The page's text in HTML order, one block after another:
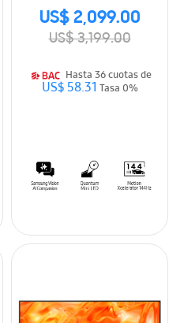
US$ 2,099.00
US$ 3,199.00
Hasta 36 cuotas de
US$ 58.31 Tasa 0%